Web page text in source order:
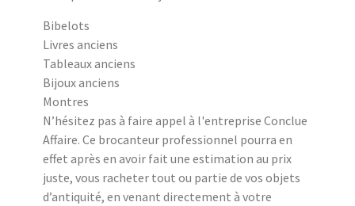
Bibelots
Livres anciens
Tableaux anciens
Bijoux anciens
Montres
N’hésitez pas à faire appel à l'entreprise Conclue
Affaire. Ce brocanteur professionnel pourra en
effet après en avoir fait une estimation au prix
juste, vous racheter tout ou partie de vos objets
d’antiquité, en venant directement à votre